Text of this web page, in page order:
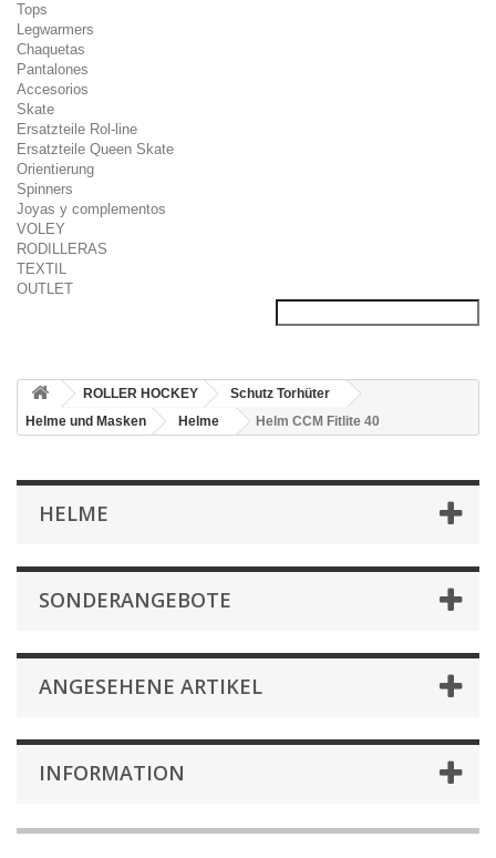
Tops
Legwarmers
Chaquetas
Pantalones
Accesorios
Skate
Ersatzteile Rol-line
Ersatzteile Queen Skate
Orientierung
Spinners
Joyas y complementos
VOLEY
RODILLERAS
TEXTIL
OUTLET
ROLLER HOCKEY
Schutz Torhüter
Helme und Masken
Helme Helm CCM Fitlite 40
HELME
SONDERANGEBOTE
ANGESEHENE ARTIKEL
INFORMATION